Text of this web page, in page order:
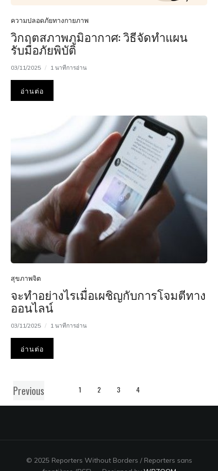
ความปลอดภัยทางกายภาพ
วิกฤตสภาพภูมิอากาศ: วิธีจัดทำแผน
รับมือภัยพิบัติ
03/11/2025 1 นาทีการอ่าน
อ่านต่อ
สุขภาพจิต
จะทำอย่างไรเมื่อเผชิญกับการโจมตีทาง
ออนไลน์
03/11/2025 1 นาทีการอ่าน
อ่านต่อ
Previous 1 2 3 4
© 2025 Reporters Without Borders / Reporters sans